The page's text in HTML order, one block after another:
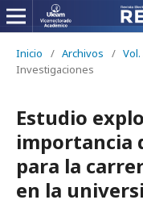
Inicio / Archivos /
Investigaciones
Estudio
importancia
para la
en la